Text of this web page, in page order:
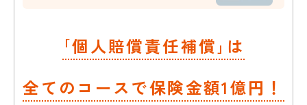
｢個人賠償責任補償｣は
全てのコースで保険金額1億円！